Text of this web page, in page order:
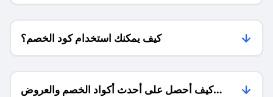
كيف يمكنك استخدام كود الخصم؟
كيف أحصل على أحدث أكواد الخصم والعروض